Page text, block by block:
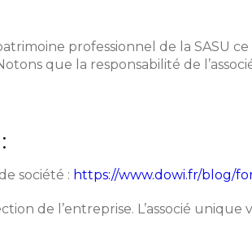
professionnel de la SASU
que la responsabilité de
société : https://www.dowi.fr/blog/
de l’entreprise. L’associé unique